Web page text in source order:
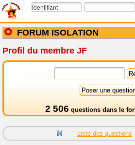
FORUM ISOLATION
Profil du membre JF
2 506 questions dans le
Liste des questions